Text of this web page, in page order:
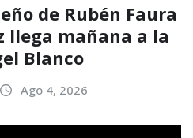
de Rubén Faura
llega mañana a la
Blanco
Ago 4, 2026